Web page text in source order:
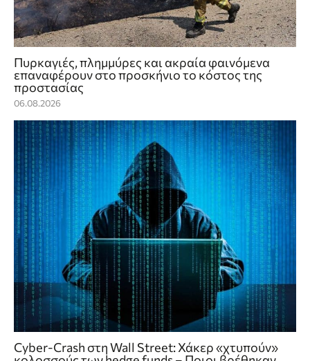
Πυρκαγιές, πλημμύρες και ακραία φαινόμενα
επαναφέρουν στο προσκήνιο το κόστος της
προστασίας
06.08.2026
Cyber-Crash στη Wall Street: Χάκερ «χτυπούν»